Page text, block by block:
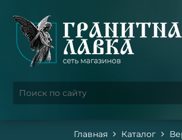
Главная Каталог